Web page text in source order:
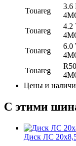
Touareg
3.6
Touareg
4.2
Touareg
6.0
Touareg
Цены и
С этими
Диск ЛС